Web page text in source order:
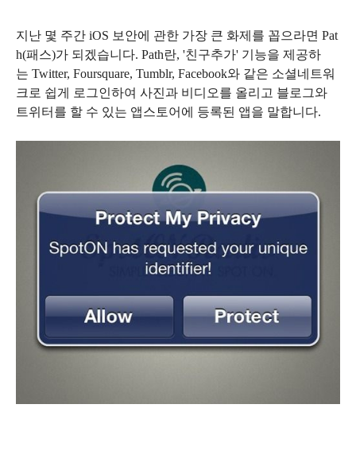
지난 몇 주간 iOS 보안에 관한 가장 큰 화제를 꼽으라면 Pat
h(패스)가 되겠습니다. Path란, '친구추가' 기능을 제공하
는 Twitter, Foursquare, Tumblr, Facebook와 같은 소셜네트워
크로 쉽게 로그인하여 사진과 비디오를 올리고 블로그와
트위터를 할 수 있는 앱스토어에 등록된 앱을 말합니다.